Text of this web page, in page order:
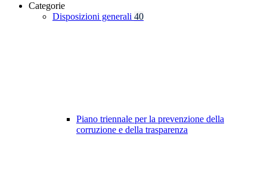
Categorie
Disposizioni generali 40
Piano triennale per la prevenzione della
corruzione e della trasparenza